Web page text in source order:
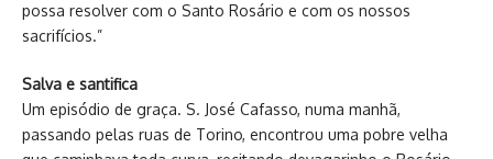
possa resolver com o Santo Rosário e com os nossos
sacrifícios.”
Salva e santifica
Um episódio de graça. S. José Cafasso, numa manhã,
passando pelas ruas de Torino, encontrou uma pobre velha